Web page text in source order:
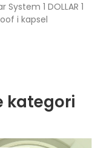
System 1 DOLLAR 1
i kapsel
kategori